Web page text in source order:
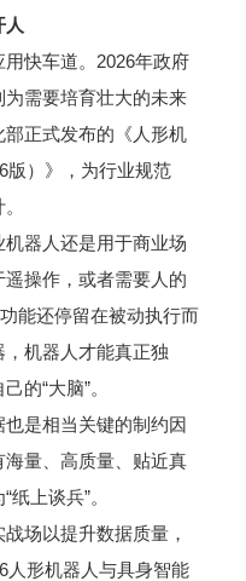
快车道。2026年政府
需要培育壮大的未来
正式发布的《人形机
版）》，为行业规范
器人还是用于商业场
操作，或者需要人的
能还停留在被动执行而
机器人才能真正独
的“大脑”。
是相当关键的制约因
量、高质量、贴近真
上谈兵”。
场以提升数据质量，
人形机器人与具身智能